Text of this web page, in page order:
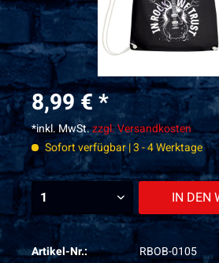
8,99 € *
*inkl. MwSt.zzgl. Versandkosten
Sofort verfügbar | 3 - 4 Werktage
IN DEN
Artikel-Nr.:
RBOB-0105